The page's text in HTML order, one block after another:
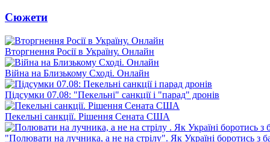
Сюжети
Вторгнення Росії в Україну. Онлайн
Війна на Близькому Сході. Онлайн
Підсумки 07.08: "Пекельні" санкції і "парад" дронів
Пекельні санкції. Рішення Сената США
"Полювати на лучника, а не на стрілу". Як Україні боротись з